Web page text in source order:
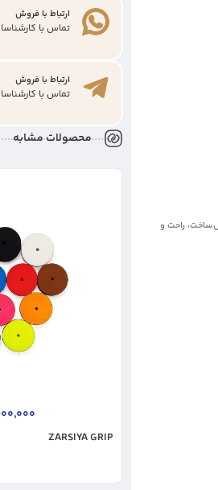
راحت و
ارتباط با فروش
تماس با
ارتباط با فروش
تماس با
محصولات مشابه
ZARSIYA GRIP